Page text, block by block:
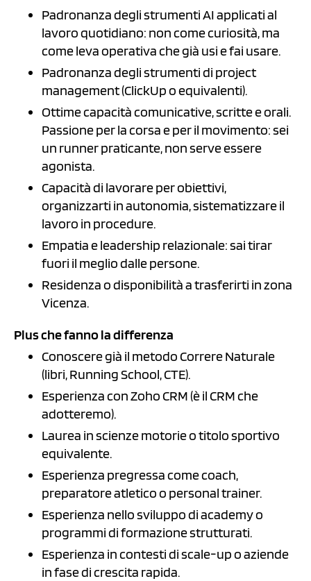
Padronanza degli strumenti AI applicati al
lavoro quotidiano: non come curiosità, ma
come leva operativa che già usi e fai usare.
Padronanza degli strumenti di project
management (ClickUp o equivalenti).
Ottime capacità comunicative, scritte e orali.
Passione per la corsa e per il movimento: sei
un runner praticante, non serve essere
agonista.
Capacità di lavorare per obiettivi,
organizzarti in autonomia, sistematizzare il
lavoro in procedure.
Empatia e leadership relazionale: sai tirar
fuori il meglio dalle persone.
Residenza o disponibilità a trasferirti in zona
Vicenza.
Plus che fanno la differenza
Conoscere già il metodo Correre Naturale
(libri, Running School, CTE).
Esperienza con Zoho CRM (è il CRM che
adotteremo).
Laurea in scienze motorie o titolo sportivo
equivalente.
Esperienza pregressa come coach,
preparatore atletico o personal trainer.
Esperienza nello sviluppo di academy o
programmi di formazione strutturati.
Esperienza in contesti di scale-up o aziende
in fase di crescita rapida.